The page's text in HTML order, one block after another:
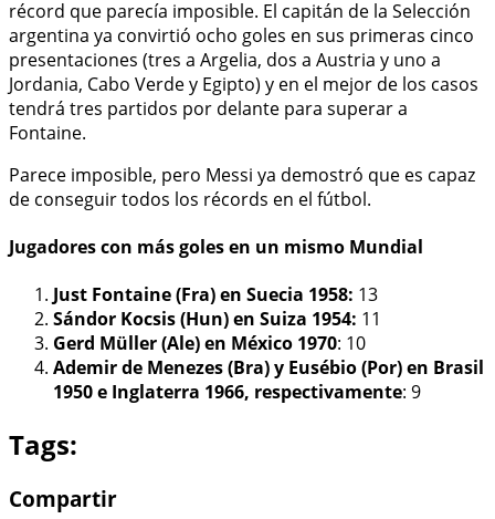
récord que parecía imposible. El capitán de la Selección
argentina ya convirtió ocho goles en sus primeras cinco
presentaciones (tres a Argelia, dos a Austria y uno a
Jordania, Cabo Verde y Egipto) y en el mejor de los casos
tendrá tres partidos por delante para superar a
Fontaine.
Parece imposible, pero Messi ya demostró que es capaz
de conseguir todos los récords en el fútbol.
Jugadores con más goles en un mismo Mundial
Just Fontaine (Fra) en Suecia 1958: 13
Sándor Kocsis (Hun) en Suiza 1954: 11
Gerd Müller (Ale) en México 1970: 10
Ademir de Menezes (Bra) y Eusébio (Por) en Brasil
1950 e Inglaterra 1966, respectivamente: 9
Tags:
Compartir